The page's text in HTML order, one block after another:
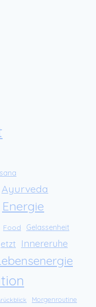
Ayurveda
Energie
Food Gelassenheit
Innereruhe
Morgenroutine